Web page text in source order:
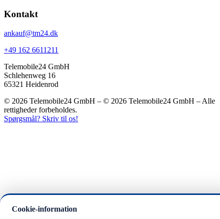
Kontakt
ankauf@tm24.dk
+49 162 6611211
Telemobile24 GmbH
Schlehenweg 16
65321 Heidenrod
© 2026 Telemobile24 GmbH – © 2026 Telemobile24 GmbH – Alle
rettigheder forbeholdes.
Spørgsmål? Skriv til os!
Cookie-information